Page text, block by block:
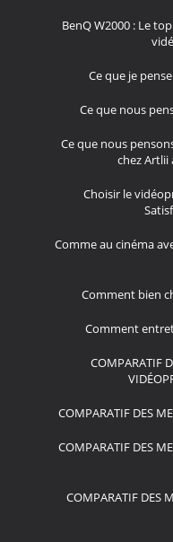
BenQ W2000 : Le
Ce que je
Ce que nous
Ce que nous
chez
Choisir le
Comme au cinéma
Comment bien
Comment
COMPARATIF
COMPARATIF DES
COMPARATIF DES
COMPARATIF DES